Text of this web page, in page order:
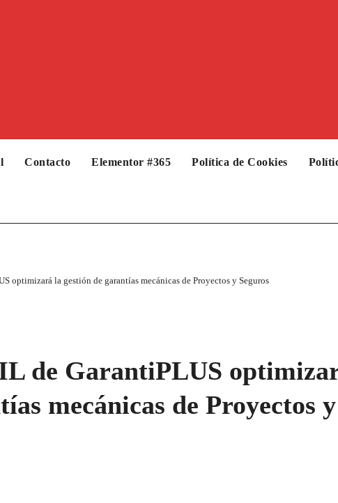
Contacto Elementor #365 Política de Cookies
optimizará la gestión de garantías mecánicas de Proyectos y Seguros
de GarantiPLUS
mecánicas de Proyectos y